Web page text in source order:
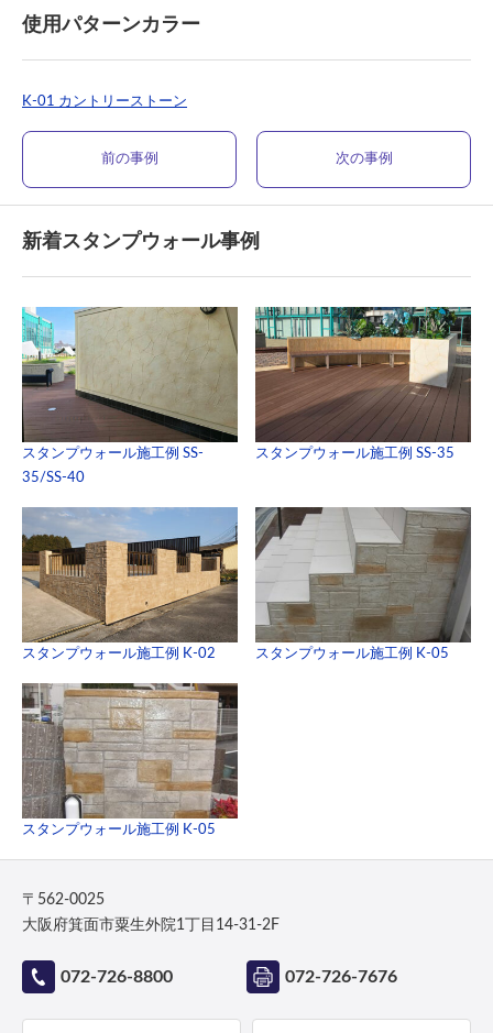
使用パターンカラー
K-01 カントリーストーン
前の事例 次の事例
新着スタンプウォール事例
スタンプウォール施工例 SS-
35/SS-40
スタンプウォール施工例 SS-35
スタンプウォール施工例 K-02 スタンプウォール施工例 K-05
スタンプウォール施工例 K-05
〒562-0025
大阪府箕面市粟生外院1丁目14-31-2F
072-726-8800 072-726-7676